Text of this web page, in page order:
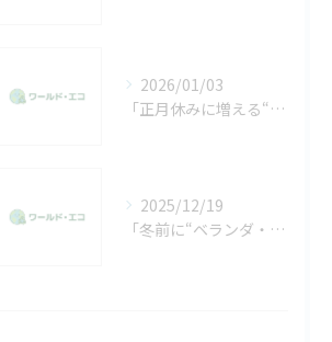
2026/01/03
「正月休みに増える“不用品回収”の相談。年末に片付けきれなかった方へ」
2025/12/19
「冬前に“ベランダ・物置”の片付けをする人が増える理由。放置した不用品は早めに処分を」